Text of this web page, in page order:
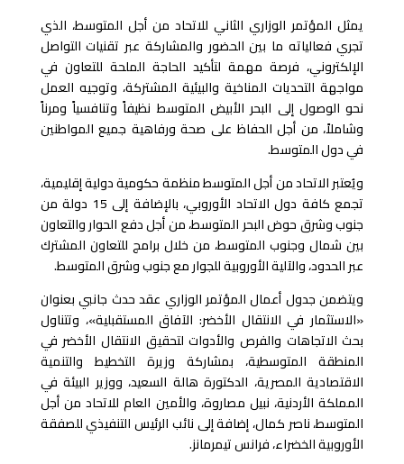
يمثل المؤتمر الوزاري الثاني للاتحاد من أجل المتوسط، الذي
تجري فعالياته ما بين الحضور والمشاركة عبر تقنيات التواصل
الإلكتروني، فرصة مهمة لتأكيد الحاجة الملحة للتعاون في
مواجهة التحديات المناخية والبيئية المشتركة، وتوجيه العمل
نحو الوصول إلى البحر الأبيض المتوسط نظيفاً وتنافسياً ومرناً
وشاملاً، من أجل الحفاظ على صحة ورفاهية جميع المواطنين
في دول المتوسط.
ويُعتبر الاتحاد من أجل المتوسط منظمة حكومية دولية إقليمية،
تجمع كافة دول الاتحاد الأوروبي، بالإضافة إلى 15 دولة من
جنوب وشرق حوض البحر المتوسط، من أجل دفع الحوار والتعاون
بين شمال وجنوب المتوسط، من خلال برامج للتعاون المشترك
عبر الحدود، والآلية الأوروبية للجوار مع جنوب وشرق المتوسط.
ويتضمن جدول أعمال المؤتمر الوزاري عقد حدث جانبي بعنوان
«الاستثمار في الانتقال الأخضر: الآفاق المستقبلية»، وتتناول
بحث الاتجاهات والفرص والأدوات لتحقيق الانتقال الأخضر في
المنطقة المتوسطية، بمشاركة وزيرة التخطيط والتنمية
الاقتصادية المصرية، الدكتورة هالة السعيد، ووزير البيئة في
المملكة الأردنية، نبيل مصاروة، والأمين العام للاتحاد من أجل
المتوسط، ناصر كمال، إضافة إلى نائب الرئيس التنفيذي للصفقة
الأوروبية الخضراء، فرانس تيمرمانز.